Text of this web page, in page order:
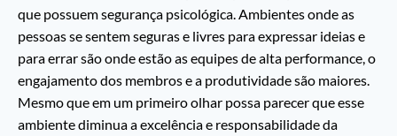
que possuem segurança psicológica. Ambientes onde as
pessoas se sentem seguras e livres para expressar ideias e
para errar são onde estão as equipes de alta performance, o
engajamento dos membros e a produtividade são maiores.
Mesmo que em um primeiro olhar possa parecer que esse
ambiente diminua a excelência e responsabilidade da